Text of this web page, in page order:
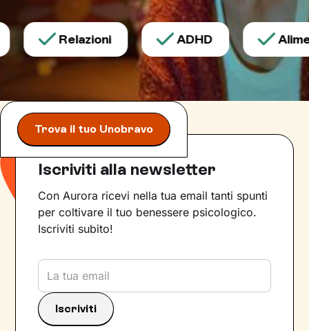
Relazioni ADHD
Trova il tuo Unobravo
Iscriviti alla newsletter
Con Aurora ricevi nella tua email tanti spunti
per coltivare il tuo benessere psicologico.
Iscriviti subito!